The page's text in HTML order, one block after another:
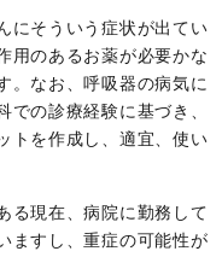
にそういう症状が出てい
用のあるお薬が必要かな
。なお、呼吸器の病気に
の診療経験に基づき、
トを作成し、適宜、使い
る現在、病院に勤務して
ますし、重症の可能性が